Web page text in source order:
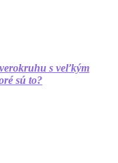
s veľkým
sú to?